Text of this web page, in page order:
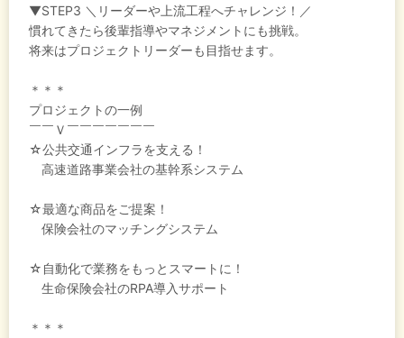
▼STEP3 ＼リーダーや上流工程へチャレンジ！／
慣れてきたら後輩指導やマネジメントにも挑戦。
将来はプロジェクトリーダーも目指せます。
＊＊＊
プロジェクトの一例
￣￣Ｖ￣￣￣￣￣￣￣
☆公共交通インフラを支える！
高速道路事業会社の基幹系システム
☆最適な商品をご提案！
保険会社のマッチングシステム
☆自動化で業務をもっとスマートに！
生命保険会社のRPA導入サポート
＊＊＊